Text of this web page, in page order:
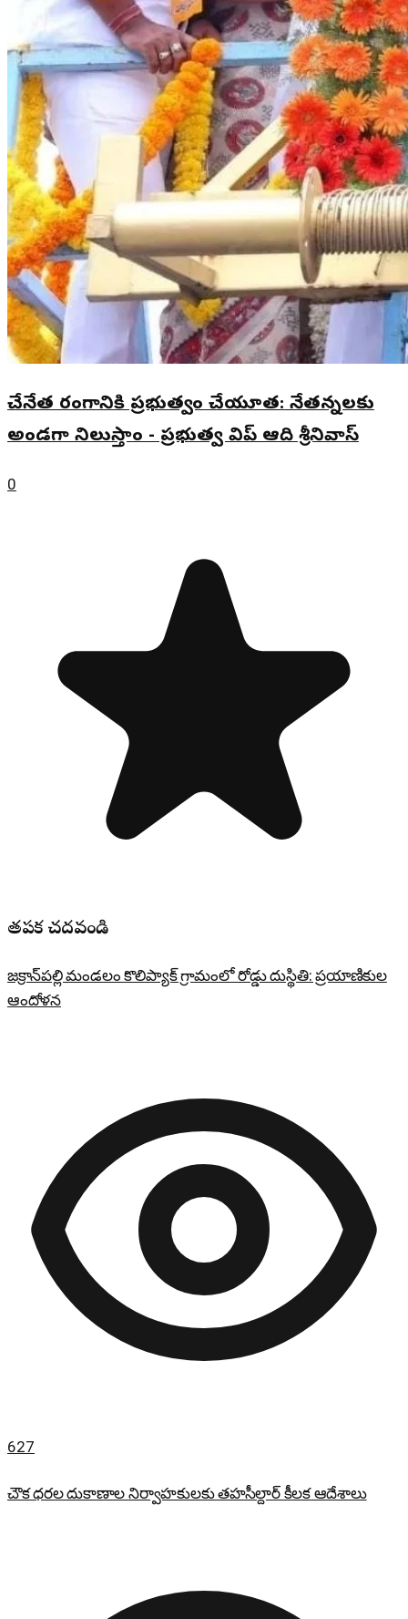
చేనేత రంగానికి ప్రభుత్వం చేయూత: నేతన్నలకు
అండగా నిలుస్తాం - ప్రభుత్వ విప్ ఆది శ్రీనివాస్
0
తప్పక చదవండి
జక్రాన్‌పల్లి మండలం కొలిప్యాక్ గ్రామంలో రోడ్డు దుస్థితి: ప్రయాణికుల
ఆందోళన
627
చౌక ధరల దుకాణాల నిర్వాహకులకు తహసీల్దార్ కీలక ఆదేశాలు